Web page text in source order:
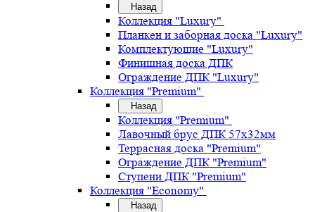
Назад
Коллекция "Luxury"
Планкен и заборная доска "Luxury"
Комплектующие "Luxury"
Финишная доска ДПК
Ограждение ДПК "Luxury"
Коллекция "Premium"
Назад
Коллекция "Premium"
Лавочный брус ДПК 57х32мм
Террасная доска "Premium"
Ограждение ДПК "Premium"
Ступени ДПК "Premium"
Коллекция "Economy"
Назад